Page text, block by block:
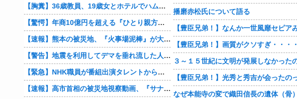
【胸糞】36歳教員、19歳女とホテルでハムスター25匹を踏み潰すなどして逮捕
【驚愕】年商10億円を超える『ひとり親方』が激増 Mac miniを大量購入しAIを従業員に
【速報】熊本の被災地、『火事場泥棒』が大暴れ…
【警告】地震を利用してデマを垂れ流した人間、悲惨な末路を迎える…
【緊急】NHK職員が番組出演タレントから性被害 PTSDを発症し休職へ
【速報】高市首相の被災地視察動画、『サナのプロモーションビデオ』すぎて炎上
播磨赤松氏について語る
【豊臣兄弟！】画質がクソすぎ・・・・